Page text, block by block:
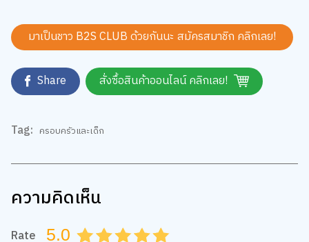
มาเป็นชาว B2S CLUB ด้วยกันนะ สมัครสมาชิกคลิกเลย!
Share สั่งซื้อสินค้าออนไลน์ คลิกเลย!
ความคิดเห็น
4.5
4.0
3.5
3.0
2.5
2.0
1.5
1.0
0.5